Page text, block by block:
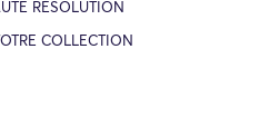
RÉSOLUTION
COLLECTION